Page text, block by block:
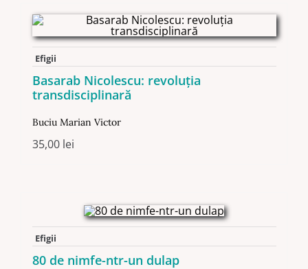
Efigii
Basarab Nicolescu: revoluția
transdisciplinară
Buciu Marian Victor
35,00 lei
Efigii
80 de nimfe-ntr-un dulap